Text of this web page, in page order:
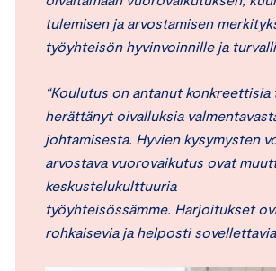
tulemisen ja arvostamisen
työyhteisön hyvinvoinnille ja
“Koulutus on antanut konkreettisia
herättänyt oivalluksia
johtamisesta. Hyvien kysymysten
arvostava vuorovaikutus ovat
keskustelukulttuuria
työyhteisössämme. Harjoitukset
rohkaisevia ja helposti